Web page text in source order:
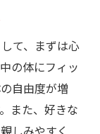
て、まずは心
の体にフィッ
自由度が増
また、好きな
しみやすく